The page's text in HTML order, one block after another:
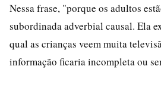
Nessa frase, "porque os adultos
subordinada adverbial causal. Ela
qual as crianças veem muita
informação ficaria incompleta ou